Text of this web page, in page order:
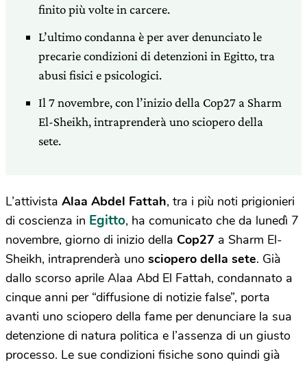
finito più volte in carcere.
L’ultimo condanna è per aver denunciato le
precarie condizioni di detenzioni in Egitto, tra
abusi fisici e psicologici.
Il 7 novembre, con l’inizio della Cop27 a Sharm
El-Sheikh, intraprenderà uno sciopero della
sete.
L’attivista Alaa Abdel Fattah, tra i più noti prigionieri
di coscienza in Egitto, ha comunicato che da lunedì 7
novembre, giorno di inizio della Cop27 a Sharm El-
Sheikh, intraprenderà uno sciopero della sete. Già
dallo scorso aprile Alaa Abd El Fattah, condannato a
cinque anni per “diffusione di notizie false”, porta
avanti uno sciopero della fame per denunciare la sua
detenzione di natura politica e l’assenza di un giusto
processo. Le sue condizioni fisiche sono quindi già